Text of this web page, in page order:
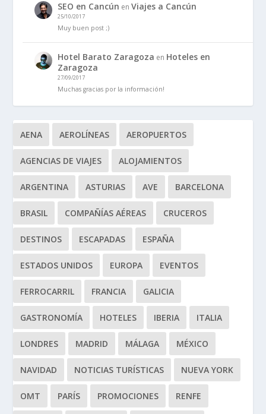
SEO en Cancún enViajes a Cancún
25/10/2017
Muy buen post ;)
Hotel Barato Zaragoza en Hoteles en
Zaragoza
27/09/2017
Muchas gracias por la información!
AENA AEROLÍNEAS AEROPUERTOS
AGENCIAS DE VIAJES ALOJAMIENTOS
ARGENTINA ASTURIAS AVE BARCELONA
BRASIL COMPAÑÍAS AÉREAS CRUCEROS
DESTINOS ESCAPADAS ESPAÑA
ESTADOS UNIDOS EUROPA EVENTOS
FERROCARRIL FRANCIA GALICIA
GASTRONOMÍA HOTELES IBERIA ITALIA
LONDRES MADRID MÁLAGA MÉXICO
NAVIDAD NOTICIAS TURÍSTICAS NUEVA YORK
OMT PARÍS PROMOCIONES RENFE